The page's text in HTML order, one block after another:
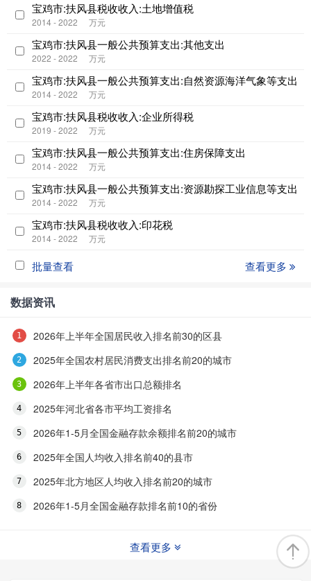
宝鸡市:扶风县税收收入:土地增值税
2014 - 2022 万元
宝鸡市:扶风县一般公共预算支出:其他支出
2022 - 2022 万元
宝鸡市:扶风县一般公共预算支出:自然资源海洋气象等支出
2014 - 2022 万元
宝鸡市:扶风县税收收入:企业所得税
2019 - 2022 万元
宝鸡市:扶风县一般公共预算支出:住房保障支出
2014 - 2022 万元
宝鸡市:扶风县一般公共预算支出:资源勘探工业信息等支出
2014 - 2022 万元
宝鸡市:扶风县税收收入:印花税
2014 - 2022 万元
批量查看 查看更多
数据资讯
2026年上半年全国居民收入排名前30的区县
2025年全国农村居民消费支出排名前20的城市
2026年上半年各省市出口总额排名
2025年河北省各市平均工资排名
2026年1-5月全国金融存款余额排名前20的城市
2025年全国人均收入排名前40的县市
2025年北方地区人均收入排名前20的城市
2026年1-5月全国金融存款排名前10的省份
查看更多